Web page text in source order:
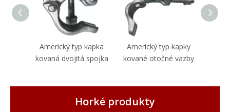
Americký typ kapka
kovaná dvojitá spojka
Americký typ kapky
kované otočné vazby
Horké produkty